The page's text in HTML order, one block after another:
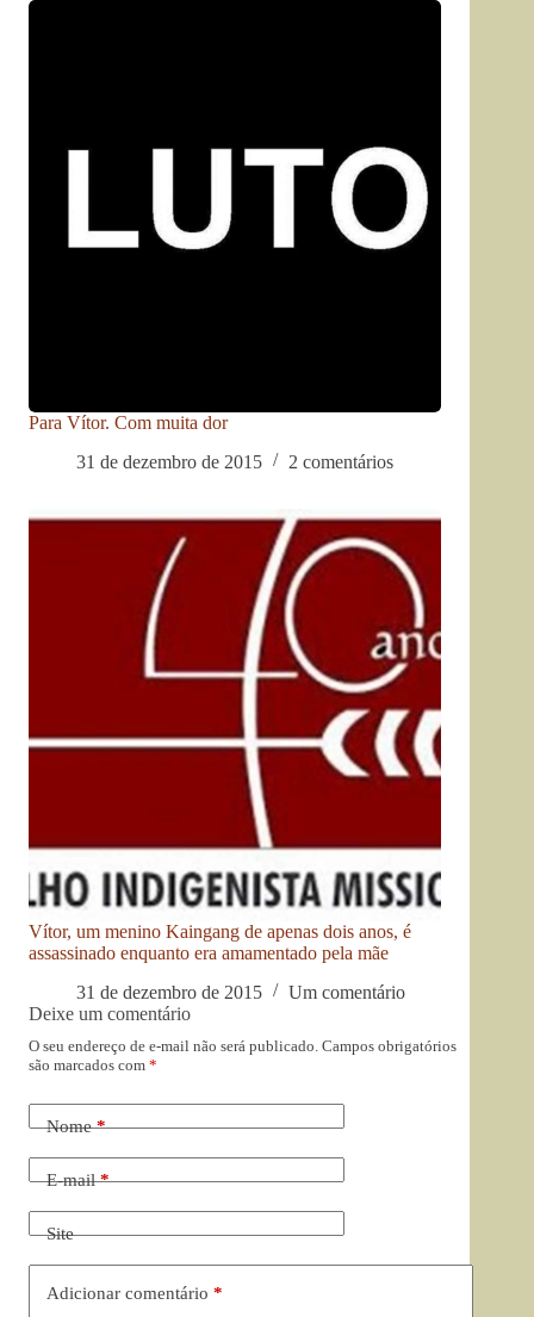
Para Vítor. Com muita dor
31 de dezembro de 2015
2 comentários
Vítor, um menino Kaingang de apenas dois anos, é
assassinado enquanto era amamentado pela mãe
31 de dezembro de 2015
Um comentário
Deixe um comentário
O seu endereço de e-mail não será publicado. Campos obrigatórios
são marcados com *
Nome*
E-mail*
Site
Adicionar comentário *